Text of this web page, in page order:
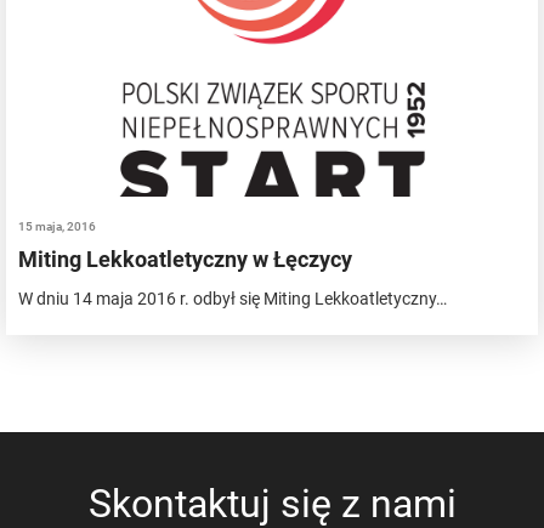
15 maja, 2016
Miting Lekkoatletyczny w Łęczycy
W dniu 14 maja 2016 r. odbył się Miting Lekkoatletyczny…
Skontaktuj się z nami